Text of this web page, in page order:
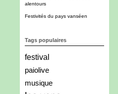
alentours
Festivités du pays vanséen
Tags populaires
festival
paiolive
musique